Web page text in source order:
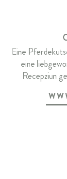
Eine
eine
Recepziun